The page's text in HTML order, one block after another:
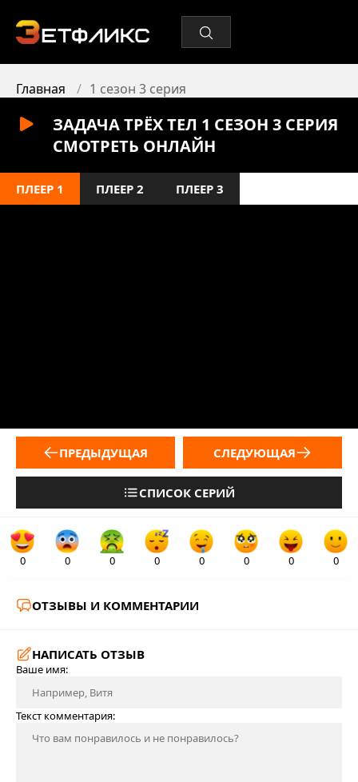
Главная 1 сезон 3 серия
ЗАДАЧА ТРЁХ ТЕЛ 1 СЕЗОН 3 СЕРИЯ
СМОТРЕТЬ ОНЛАЙН
ПЛЕЕР 1 ПЛЕЕР 2 ПЛЕЕР 3
ПРЕДЫДУЩАЯ
СПИСОК СЕРИЙ
СЛЕДУЮЩАЯ
0 0 0 0 0 0 0 0
ОТЗЫВЫ И КОММЕНТАРИИ
НАПИСАТЬ ОТЗЫВ
Ваше имя:
Текст комментария: